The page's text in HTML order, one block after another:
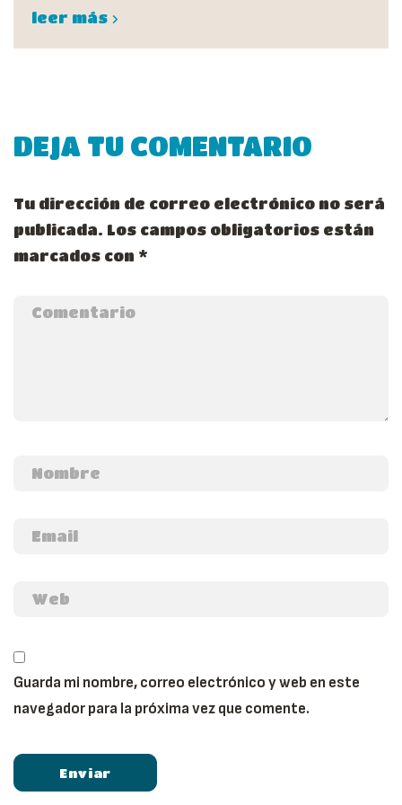
leer más
DEJA TU COMENTARIO
Tu dirección de correo electrónico no será
publicada. Los campos obligatorios están
marcados con *
Guarda mi nombre, correo electrónico y web en este
navegador para la próxima vez que comente.